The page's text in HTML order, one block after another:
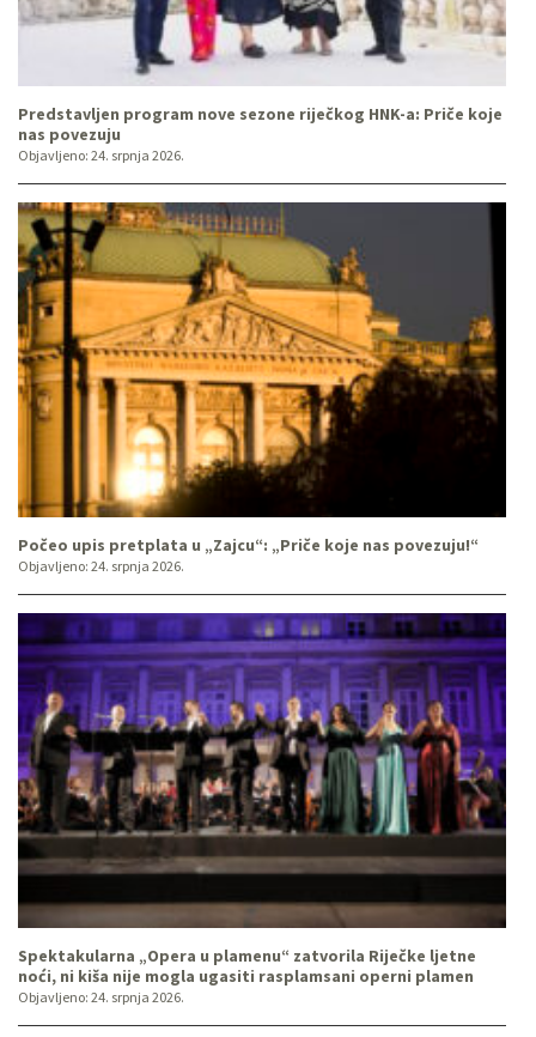
Predstavljen program nove sezone riječkog HNK-a: Priče koje
nas povezuju
Objavljeno: 24. srpnja 2026.
Počeo upis pretplata u „Zajcu“: „Priče koje nas povezuju!“
Objavljeno: 24. srpnja 2026.
Spektakularna „Opera u plamenu“ zatvorila Riječke ljetne
noći, ni kiša nije mogla ugasiti rasplamsani operni plamen
Objavljeno: 24. srpnja 2026.